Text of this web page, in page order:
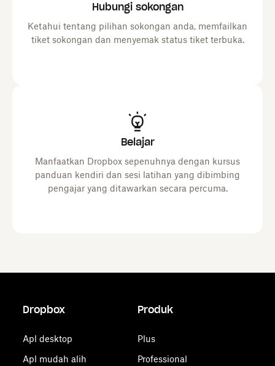
Hubungi sokongan
Ketahui tentang pilihan sokongan anda, memfailkan
tiket sokongan dan menyemak status tiket terbuka.
Belajar
Manfaatkan Dropbox sepenuhnya dengan kursus
panduan kendiri dan sesi latihan yang dibimbing
pengajar yang ditawarkan secara percuma.
Dropbox
Apl desktop
Apl mudah alih
Produk
Plus
Professional